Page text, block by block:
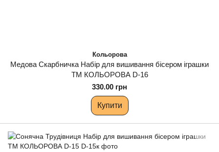
Кольорова
Медова Скарбничка Набір для вишивання бісером іграшки
ТМ КОЛЬОРОВА D-16
330.00 грн
Купити